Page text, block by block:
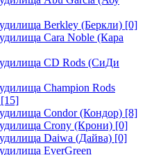
Berkley (Беркли) [0]
Cara Noble (Кара
CD Rods (СиДи
Champion Rods
[15]
Condor (Кондор) [8]
Crony (Крони) [0]
Daiwa (Дайва) [0]
EverGreen